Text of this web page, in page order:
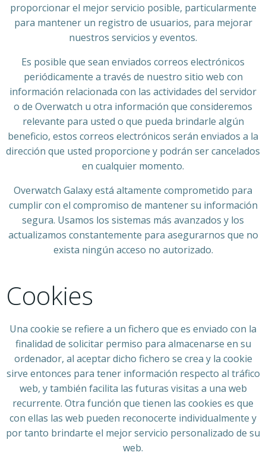
proporcionar el mejor servicio posible, particularmente
para mantener un registro de usuarios, para mejorar
nuestros servicios y eventos.
Es posible que sean enviados correos electrónicos
periódicamente a través de nuestro sitio web con
información relacionada con las actividades del servidor
o de Overwatch u otra información que consideremos
relevante para usted o que pueda brindarle algún
beneficio, estos correos electrónicos serán enviados a la
dirección que usted proporcione y podrán ser cancelados
en cualquier momento.
Overwatch Galaxy está altamente comprometido para
cumplir con el compromiso de mantener su información
segura. Usamos los sistemas más avanzados y los
actualizamos constantemente para asegurarnos que no
exista ningún acceso no autorizado.
Cookies
Una cookie se refiere a un fichero que es enviado con la
finalidad de solicitar permiso para almacenarse en su
ordenador, al aceptar dicho fichero se crea y la cookie
sirve entonces para tener información respecto al tráfico
web, y también facilita las futuras visitas a una web
recurrente. Otra función que tienen las cookies es que
con ellas las web pueden reconocerte individualmente y
por tanto brindarte el mejor servicio personalizado de su
web.